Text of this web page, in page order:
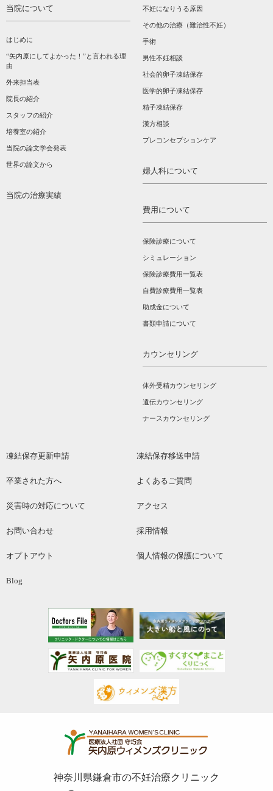
当院について
はじめに
“矢内原にしてよかった！”と言われる理
由
外来担当表
院長の紹介
スタッフの紹介
培養室の紹介
当院の論文学会発表
世界の論文から
当院の治療実績
不妊になりうる原因
その他の治療（難治性不妊）
手術
男性不妊相談
社会的卵子凍結保存
医学的卵子凍結保存
精子凍結保存
漢方相談­
プレコンセプションケア
婦人科について
費用について
保険診療について
シミュレーション
保険診療費用一覧表
自費診療費用一覧表
助成金について
書類申請について
カウンセリング
体外受精カウンセリング
遺伝カウンセリング
ナースカウンセリング
凍結保存更新申請 凍結保存移送申請
卒業された方へ よくあるご質問
災害時の対応について アクセス
お問い合わせ 採用情報
オプトアウト 個人情報の保護について
Blog
神奈川県鎌倉市の不妊治療クリニック